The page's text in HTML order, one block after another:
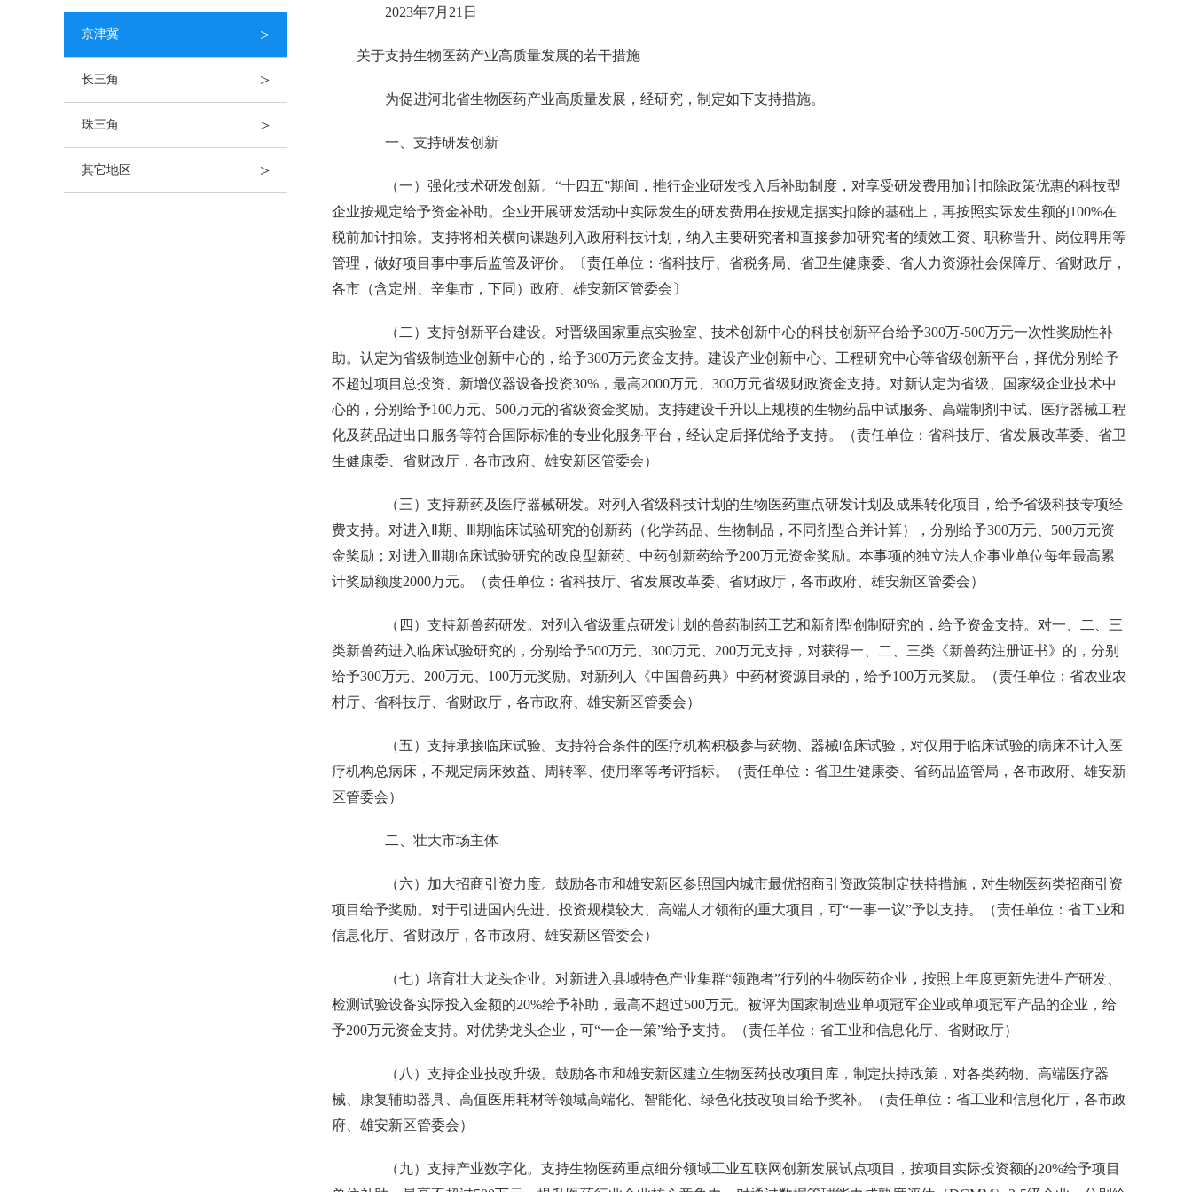
京津冀 >
长三角 >
珠三角 >
其它地区 >
2023年7月21日
关于支持生物医药产业高质量发展的若干措施
为促进河北省生物医药产业高质量发展，经研究，制定如下支持措施。
一、支持研发创新
（一）强化技术研发创新。“十四五”期间，推行企业研发投入后补助制度，对享受研发费用加计扣除政策优惠的科技型
企业按规定给予资金补助。企业开展研发活动中实际发生的研发费用在按规定据实扣除的基础上，再按照实际发生额的100%在
税前加计扣除。支持将相关横向课题列入政府科技计划，纳入主要研究者和直接参加研究者的绩效工资、职称晋升、岗位聘用等
管理，做好项目事中事后监管及评价。〔责任单位：省科技厅、省税务局、省卫生健康委、省人力资源社会保障厅、省财政厅，
各市（含定州、辛集市，下同）政府、雄安新区管委会〕
（二）支持创新平台建设。对晋级国家重点实验室、技术创新中心的科技创新平台给予300万-500万元一次性奖励性补
助。认定为省级制造业创新中心的，给予300万元资金支持。建设产业创新中心、工程研究中心等省级创新平台，择优分别给予
不超过项目总投资、新增仪器设备投资30%，最高2000万元、300万元省级财政资金支持。对新认定为省级、国家级企业技术中
心的，分别给予100万元、500万元的省级资金奖励。支持建设千升以上规模的生物药品中试服务、高端制剂中试、医疗器械工程
化及药品进出口服务等符合国际标准的专业化服务平台，经认定后择优给予支持。（责任单位：省科技厅、省发展改革委、省卫
生健康委、省财政厅，各市政府、雄安新区管委会）
（三）支持新药及医疗器械研发。对列入省级科技计划的生物医药重点研发计划及成果转化项目，给予省级科技专项经
费支持。对进入Ⅱ期、Ⅲ期临床试验研究的创新药（化学药品、生物制品，不同剂型合并计算），分别给予300万元、500万元资
金奖励；对进入Ⅲ期临床试验研究的改良型新药、中药创新药给予200万元资金奖励。本事项的独立法人企事业单位每年最高累
计奖励额度2000万元。（责任单位：省科技厅、省发展改革委、省财政厅，各市政府、雄安新区管委会）
（四）支持新兽药研发。对列入省级重点研发计划的兽药制药工艺和新剂型创制研究的，给予资金支持。对一、二、三
类新兽药进入临床试验研究的，分别给予500万元、300万元、200万元支持，对获得一、二、三类《新兽药注册证书》的，分别
给予300万元、200万元、100万元奖励。对新列入《中国兽药典》中药材资源目录的，给予100万元奖励。（责任单位：省农业农
村厅、省科技厅、省财政厅，各市政府、雄安新区管委会）
（五）支持承接临床试验。支持符合条件的医疗机构积极参与药物、器械临床试验，对仅用于临床试验的病床不计入医
疗机构总病床，不规定病床效益、周转率、使用率等考评指标。（责任单位：省卫生健康委、省药品监管局，各市政府、雄安新
区管委会）
二、壮大市场主体
（六）加大招商引资力度。鼓励各市和雄安新区参照国内城市最优招商引资政策制定扶持措施，对生物医药类招商引资
项目给予奖励。对于引进国内先进、投资规模较大、高端人才领衔的重大项目，可“一事一议”予以支持。（责任单位：省工业和
信息化厅、省财政厅，各市政府、雄安新区管委会）
（七）培育壮大龙头企业。对新进入县域特色产业集群“领跑者”行列的生物医药企业，按照上年度更新先进生产研发、
检测试验设备实际投入金额的20%给予补助，最高不超过500万元。被评为国家制造业单项冠军企业或单项冠军产品的企业，给
予200万元资金支持。对优势龙头企业，可“一企一策”给予支持。（责任单位：省工业和信息化厅、省财政厅）
（八）支持企业技改升级。鼓励各市和雄安新区建立生物医药技改项目库，制定扶持政策，对各类药物、高端医疗器
械、康复辅助器具、高值医用耗材等领域高端化、智能化、绿色化技改项目给予奖补。（责任单位：省工业和信息化厅，各市政
府、雄安新区管委会）
（九）支持产业数字化。支持生物医药重点细分领域工业互联网创新发展试点项目，按项目实际投资额的20%给予项目